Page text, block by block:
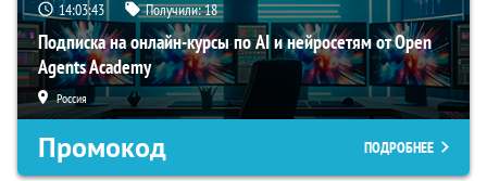
14:03:42 Получили:18
Подписка на онлайн-курсы по AI и нейросетям от Open
Agents Academy
Россия
Промокод ПОДРОБНЕЕ